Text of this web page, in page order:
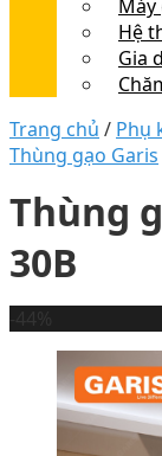
Hệ
Gia
Trang chủ / Phụ
Thùng gạo Garis
Thùng
30B